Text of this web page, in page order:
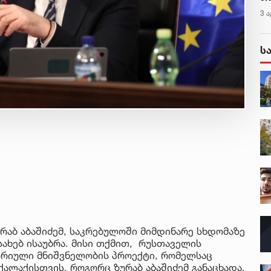
აბაშიძემ, საკრებულოში მიმდინარე სხდომაზე
ისაუბრა. მისი თქმით, რუსთაველის
მნიშვნელობის პროექტი, რომელსაც
როგორც ზურაბ აბაშიძემ განაცხადა,
3